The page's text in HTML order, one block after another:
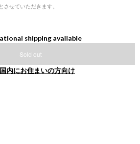
せていただきます。
shipping available
Sold out
内にお住まいの方向け